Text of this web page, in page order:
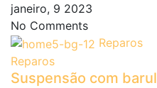
janeiro, 9 2023
No Comments
Reparos
Reparos
Suspensão com